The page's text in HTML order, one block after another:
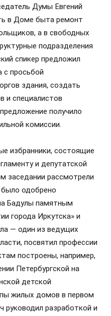
Думы Евгений
в Доме быта ремонт
а в свободных
подразделения
спикер предложил
с просьбой
здания, создать
и специалистов
получило
комиссии.
избранники, состоящие
и депутатской
заседании рассмотрели
одобрено
Бадулы памятным
города Иркутска» и
— один из ведущих
посвятил профессии
построены, например,
Петербургской на
детской
жилых домов в первом
руководил разработкой и